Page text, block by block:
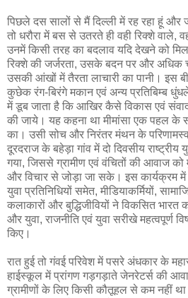
पिछले दस सालों से मैं दिल्ली में रह रहा हूं और
तो धरौरा में बस से उतरते ही वही रिक्शे वाले,
उनमें किसी तरह का बदलाव यदि देखने को
रिक्शे की जर्जरता, उसके बदन पर और अधिक
उसकी आंखों में तैरता लाचारी का पानी। इस
कुछेक रंग-बिरंगे मकान एवं अन्य प्रतिबिम्ब
में डूब जाता है कि आखिर कैसे विकास एवं
की जाये। यह कहना था मीमांसा एक पहल के
का। उसी सोच और निरंतर मंथन के
दूरदराज के बहेड़ा गांव में दो दिवसीय
गया, जिससे ग्रामीण एवं वंचितों की आवाज को
और विचार से जोड़ा जा सके। इस कार्यक्रम में
युवा प्रतिनिधियों समेत, मीडियाकर्मियों,
कलाकारों और बुद्धिजीवियों ने विकसित भारत
और युवा, राजनीति एवं युवा सरीखे महत्वपूर्ण
किए।
रात हुई तो गंवई परिवेश में पसरे अंधकार के
हाईस्कूल में प्रांगण गड़गड़ाते जेनरेटर्स की
ग्रामीणों के लिए किसी कौतूहल से कम नहीं